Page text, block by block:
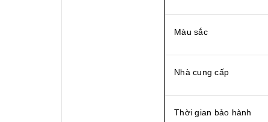
Màu sắc
Nhà cung cấp
Thời gian bảo hành